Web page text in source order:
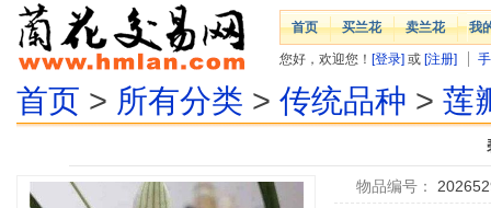
首页 买兰花 卖兰花 我
您好，欢迎您！ [登录] 或 [注册]
首页 > 所有分类 > 传统品种 > 莲
物品编号：